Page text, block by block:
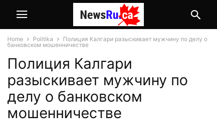
Home Politika
Полиция Калгари разыскивает мужчину по делу о
банковском мошенничестве
Полиция Калгари
разыскивает мужчину по
делу о банковском
мошенничестве